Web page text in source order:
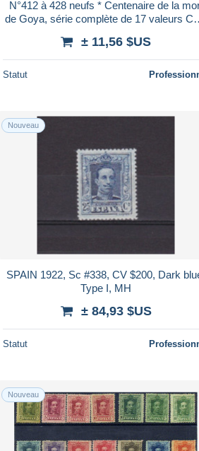
N°412 à 428 neufs * Centenaire de la
de Goya, série complète de 17 valeurs
± 11,56 $US
Statut
Nouveau
SPAIN 1922, Sc #338, CV $200, Dark
Type I, MH
± 84,93 $US
Statut
Nouveau